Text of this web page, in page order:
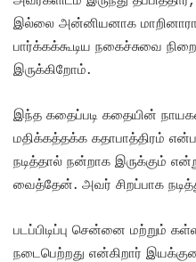
இல்லை அன்னியனாக
பார்க்கக்கூடிய நகைச்சுவை
இருக்கிறோம்.
இந்த கதைப்படி கதையின்
மதிக்கத்தக்க கதாபாத்திரம்
நடித்தால் நன்றாக இருக்கும்
வைத்தேன். அவர் சிறப்பாக
படப்பிடிப்பு சென்னை மற்றும்
நடைபெற்றது என்கிறார்